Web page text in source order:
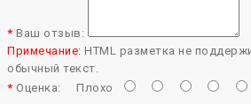
Ваш отзыв:
Примечание: HTML разметка не
обычный текст.
Оценка: Плохо